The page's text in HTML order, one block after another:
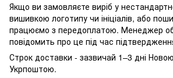
Якщо ви замовляєте виріб у
вишивкою логотипу чи ініціалів, або
працюємо з передоплатою. Менеджер
повідомить про це під час
Строк доставки - зазвичай 1–3 дні
Укрпоштою.